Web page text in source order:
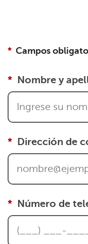
Campos
Nombre y
Dirección de
Número de